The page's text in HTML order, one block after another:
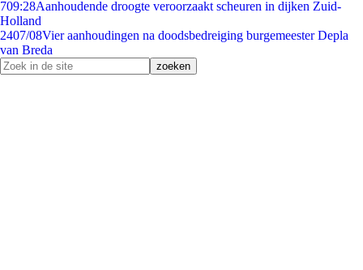
709:28Aanhoudende droogte veroorzaakt scheuren in dijken Zuid-
Holland
2407/08Vier aanhoudingen na doodsbedreiging burgemeester Depla
van Breda